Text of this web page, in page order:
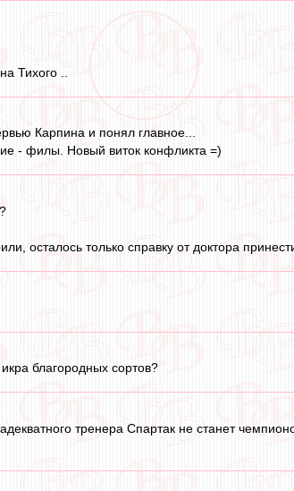
Тихого ..
Карпина и понял главное...
- филы. Новый виток конфликта =)
осталось только справку от доктора
благородных сортов?
тренера Спартак не станет